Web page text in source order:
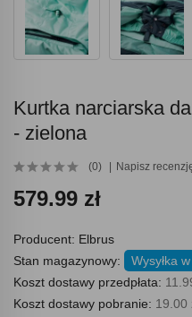
Kurtka narciarska
- zielona
(0) Napisz
579.99 zł
Producent: Elbrus
Stan magazynowy:
Wysyłka
Koszt dostawy przedpłata:
Koszt dostawy pobranie: 19.00